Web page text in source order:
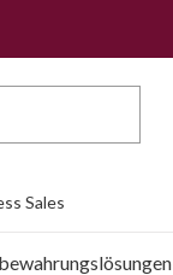
Sales